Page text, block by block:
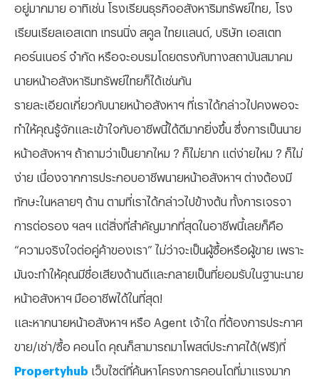
อยู่มากมาย อาทิเช่น โรงเรียนธุรกิจอสังหาริมทรัพย์ไทย, โรง
เรียนเรียลเอสเตท เทรนนิ่ง สคูล ไทยแลนด์, บริษัท เอสเตท
คอร์นเนอร์ จำกัด หรือจะอบรมโดยตรงกับทางสถาบันสมาคม
นายหน้าอสังหาริมทรัพย์ไทยก็ได้เช่นกัน
รายละเอียดเกี่ยวกับนายหน้าอสังหาฯ ที่เราได้กล่าวไปคงพอจะ
ทำให้คุณรู้จักและเข้าใจกับอาชีพนี้ได้ดีมากยิ่งขึ้น ซึ่งการเป็นนาย
หน้าอสังหาฯ ถ้าถามว่าเป็นยากไหม ? ก็ไม่ยาก แต่ง่ายไหม ? ก็ไม่
ง่าย เนื่องจากการประกอบอาชีพนายหน้าอสังหาฯ ต่างต้องมี
ทักษะในหลายๆ ด้าน ตามที่เราได้กล่าวไปข้างต้น ทั้งการเจรจา
การต่อรอง ฯลฯ แต่สิ่งที่สำคัญมากที่สุดในอาชีพนี้เลยก็คือ
“ความจริงใจต่อคู่ค้าของเรา” ไม่ว่าจะเป็นผู้ซื้อหรือผู้ขาย เพราะ
มันจะทำให้คุณมีชื่อเสียงด้านดีและกลายเป็นที่ยอมรับในฐานะนาย
หน้าอสังหาฯ มืออาชีพได้ในที่สุด!
และหากนายหน้าอสังหาฯ หรือ Agent เจ้าใด ที่ต้องการประกาศ
ขาย/เช่า/ซื้อ คอนโด คุณก็สามารถมาโพสต์ประกาศได้(ฟรี)ที่
Propertyhub เว็บไซต์ที่ค้นหาโครงการคอนโดที่มาแรงมาก